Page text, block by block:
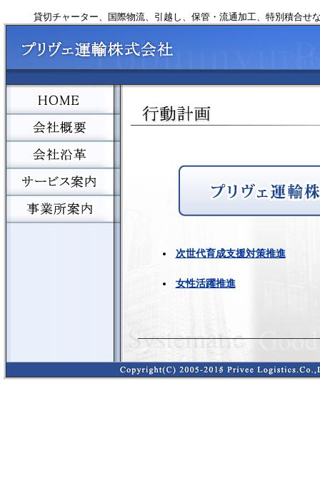
貸切チャーター、国際物流、引越し、保管・流通加工、特別積合せ
次世代育成支援対策推進
女性活躍推進